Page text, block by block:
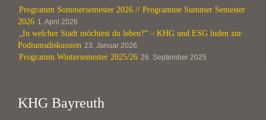
Programm Sommersemester 2026 // Programme Summer Semester
2026 1. April 2026
„In welcher Stadt möchtest du leben?“ – KHG und ESG luden zur
Podiumsdiskussion 23. Januar 2026
Programm Wintersemester 2025/26 26. September 2025
KHG Bayreuth